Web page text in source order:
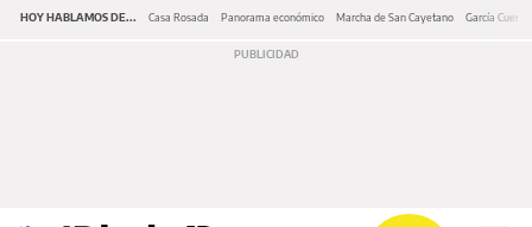
HOY HABLAMOS DE... Casa Rosada Panorama económico Marcha de San Cayetano García Cuerva